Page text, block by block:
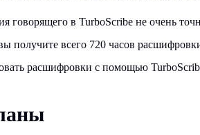
говорящего в TurboScribe не очень
получите всего 720 часов
расшифровки с помощью